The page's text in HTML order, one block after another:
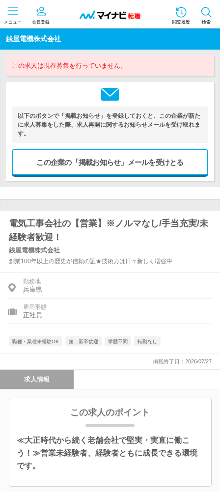
メニュー 会員登録 閲覧履歴 検索
銭屋電機株式会社
この求人は現在募集を行っていません。
以下のボタンで「掲載お知らせ」を登録しておくと、この企業が新た
に求人募集をした際、求人再開に関するお知らせメールを受け取れま
す。
この企業の「掲載お知らせ」メールを受けとる
電気工事会社の【営業】※ノルマなし/手当充実/未
経験者歓迎！
銭屋電機株式会社
創業100年以上の歴史が信頼の証★技術力は日々新しく増強中
勤務地
兵庫県
雇用形態
正社員
職種・業種未経験OK 第二新卒歓迎 学歴不問 転勤なし
掲載終了日：2026/07/27
求人情報
この求人のポイント
≪大正時代から続く老舗会社で堅実・実直に働こ
う！≫営業未経験者、経験者ともに成長できる環境
です。